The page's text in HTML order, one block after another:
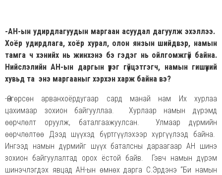
-АН-ын удирдлагуудын маргаан асуудал дагуулж эхэллээ.
Хоёр удирдлага, хоёр хурал, олон янзын шийдвэр, намын
тамга ч хэнийх нь жинхэнэ бэ гэдэг нь ойлгомжгүй байна.
Нийслэлийн АН-ын даргын үүрэг гүйцэтгэгч, намын гишүүний
хувьд та энэ маргааныг хэрхэн харж байна вэ?
-Өнгөрсөн арванхоёрдугаар сард манай нам Их хурлаа
цахимаар зохион байгууллаа. Хурлаар намын дүрэмд
өөрчлөлт оруулж, баталгаажуулсан. Улмаар дүрмийн
өөрчлөлтөө Дээд шүүхэд бүртгүүлэхээр хүргүүлээд байна.
Ингээд намын дүрмийг шүүх баталсны дараагаар АН шинэ
зохион байгуулалтад орох ёстой байв. Гэвч намын дүрэм
шинэчлэгдэх явцад АН-ын өмнөх дарга С.Эрдэнэ “Би намын